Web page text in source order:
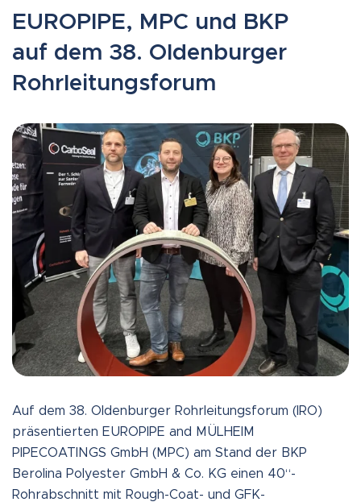
EUROPIPE, MPC und BKP
auf dem 38. Oldenburger
Rohrleitungsforum
Auf dem 38. Oldenburger Rohrleitungsforum (IRO)
präsentierten EUROPIPE and MÜLHEIM
PIPECOATINGS GmbH (MPC) am Stand der BKP
Berolina Polyester GmbH & Co. KG einen 40“-
Rohrabschnitt mit Rough-Coat- und GFK-